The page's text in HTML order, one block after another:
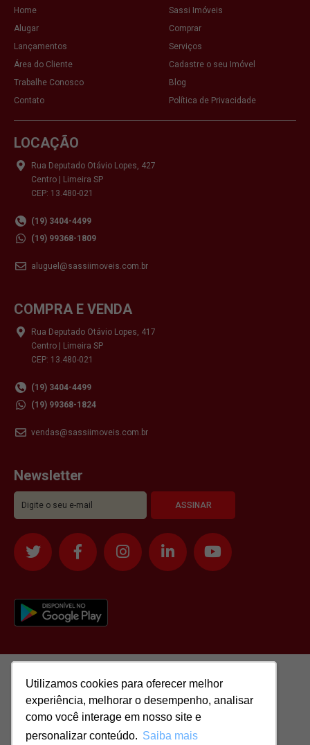
Utilizamos cookies para oferecer melhor
experiência, melhorar o desempenho, analisar
como você interage em nosso site e
personalizar conteúdo. Saiba mais
Utilizamos cookies para oferecer melhor
experiência, melhorar o desempenho, analisar
como você interage em nosso site e
personalizar conteúdo. Saiba mais
Home
Sassi Imóveis
Alugar
Comprar
Lançamentos
Serviços
Área do Cliente
Cadastre o seu Imóvel
Trabalhe Conosco
Blog
Contato
Política de Privacidade
LOCAÇÃO
Rua Deputado Otávio Lopes, 427
Centro | Limeira SP
CEP: 13.480-021
(19) 3404-4499
(19) 99368-1809
aluguel@sassiimoveis.com.br
COMPRA E VENDA
Rua Deputado Otávio Lopes, 417
Centro | Limeira SP
CEP: 13.480-021
(19) 3404-4499
(19) 99368-1824
vendas@sassiimoveis.com.br
Newsletter